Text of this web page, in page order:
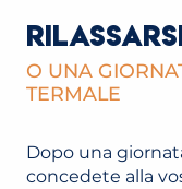
O UNA
TERMALE
Dopo una
concedete alla